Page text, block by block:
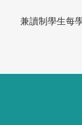
Text
兼讀制學生每